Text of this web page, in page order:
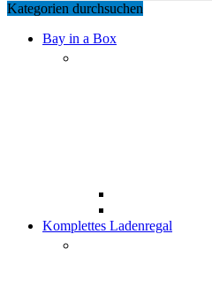
Kategorien durchsuchen
Bay in a Box
Komplettes Ladenregal